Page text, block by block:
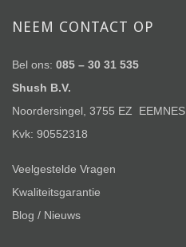
NEEM CONTACT OP
Bel ons: 085 – 30 31 535
Shush B.V.
Noordersingel, 3755 EZ EEMNES
Kvk: 90552318
Veelgestelde Vragen
Kwaliteitsgarantie
Blog / Nieuws